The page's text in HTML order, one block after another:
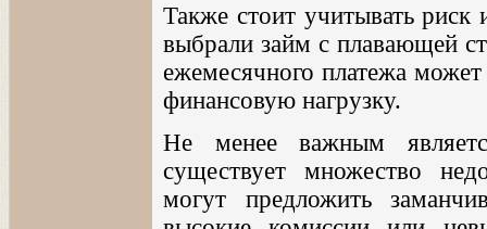
Также стоит учитывать риск
выбрали займ с плавающей
ежемесячного платежа
финансовую нагрузку.
Не менее важным
существует множество
могут предложить